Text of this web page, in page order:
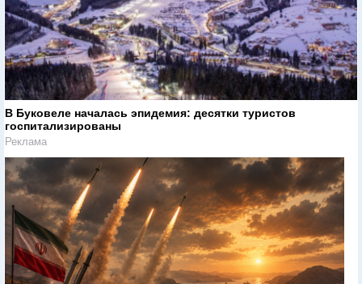
В Буковеле началась эпидемия: десятки туристов
госпитализированы
Реклама